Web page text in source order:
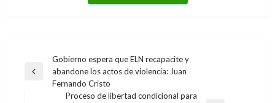
Navegación
de
entradas
Entrada
anterior
Gobierno espera que ELN recapacite y
abandone los actos de violencia: Juan
Fernando Cristo
Proceso de libertad condicional para